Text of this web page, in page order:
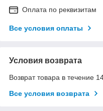
Оплата по реквизитам
Все условия оплаты
Условия возврата
Возврат товара в течение
Все условия возврата